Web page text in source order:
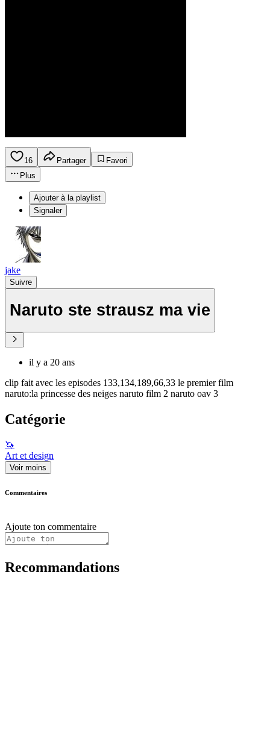
16 Partager
Favori
Plus
Ajouter à la playlist
Signaler
jake
Suivre
Naruto ste strausz ma vie
il y a 20 ans
clip fait avec les episodes 133,134,189,66,33 le premier film
naruto:la princesse des neiges naruto film 2 naruto oav 3
Catégorie
🦄
Art et design
Voir moins
Commentaires
Ajoute ton commentaire
Recommandations